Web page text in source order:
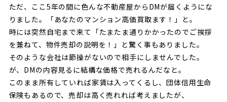
ただ、ここ5年の間に色んな不動産屋からDMが届くようにな
りました。「あなたのマンション高価買取ます！」と。
時には突然自宅まで来て「たまたま通りかかったのでご挨拶
を兼ねて、物件売却の説明を！」と驚く事もありました。
そのような会社は節操がないので相手にしませんでした。
が、DMの内容見るに結構な価格で売れるんだなと。
このまま所有していれば家賃は入ってくるし、団体信用生命
保険もあるので、売却は高く売れれば考えましたが、